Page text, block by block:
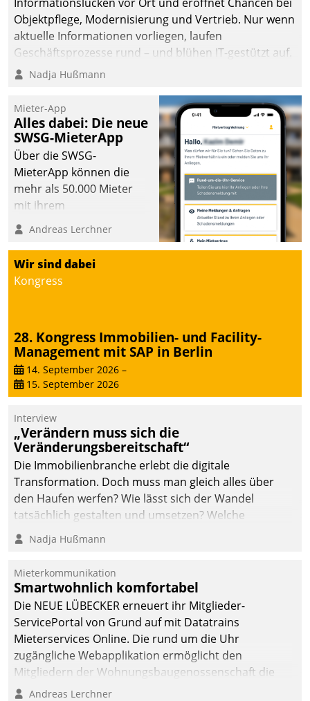
Objektpflege, Modernisierung und Vertrieb. Nur wenn
aktuelle Informationen vorliegen, laufen
Geschäftsprozesse rund – und blühen IT-gestützt auf.
Nadja Hußmann
Mieter-App
Alles dabei: Die neue
SWSG-MieterApp
Über die SWSG-
MieterApp können die
mehr als 50.000 Mieter
mit ihrem
Wohnungsunternehmen
kommunizieren, auf dem
Laufenden bleiben, Daten
einsehen und ändern
oder
Uhr.
Andreas Lerchner
Wir sind dabei
Kongress
28. Kongress Immobilien- und Facility-
Management mit SAP in Berlin
14. September 2026 –
15. September 2026
Interview
„Verändern muss sich die
Veränderungsbereitschaft“
Die Immobilienbranche erlebt die digitale
Transformation. Doch muss man gleich alles über
den Haufen werfen? Wie lässt sich der Wandel
tatsächlich gestalten und umsetzen? Welche
Argumente zählen wirklich?
Nadja Hußmann
Mieterkommunikation
Smartwohnlich komfortabel
Die NEUE LÜBECKER erneuert ihr Mitglieder-
ServicePortal von Grund auf mit Datatrains
Mieterservices Online. Die rund um die Uhr
zugängliche Webapplikation ermöglicht den
Mitgliedern der Wohnungs­bau­genossenschaft die
Kontaktaufnahme per Smartphone, Tablet oder PC.
Andreas Lerchner